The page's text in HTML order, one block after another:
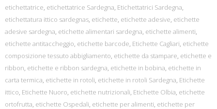
etichettatrice, etichettatrice Sardegna, Etichettatrici Sardegna,
etichettatura ittico sardegnas, etichette, etichette adesive, etichette
adesive sardegna, etichette alimentari sardegna, etichette alimenti,
etichette antitaccheggio, etichette barcode, Etichette Cagliari, etichette
composizione tessuto abbigliamento, etichette da stampare, etichette e
ribbon, etichette e ribbon sardegna, etichette in bobina, etichette in
carta termica, etichette in rotoli, etichette in rotoli Sardegna, Etichette
ittico, Etichette Nuoro, etichette nutrizionali, Etichette Olbia, etichette
ortofrutta, etichette Ospedali, etichette per alimenti, etichette per